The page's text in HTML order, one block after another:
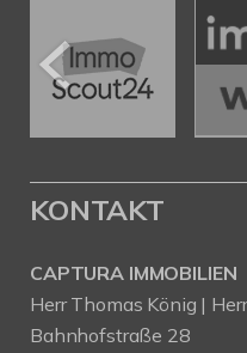
KONTAKT
CAPTURA IMMOBILIEN
Herr Thomas König |
Bahnhofstraße 28